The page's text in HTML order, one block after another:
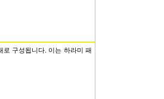
로 구성됩니다. 이는 하라미 패